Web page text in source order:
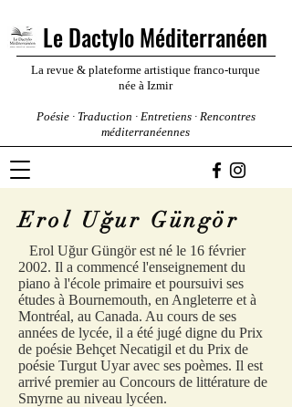
Le Dactylo Méditerranéen
La revue & plateforme artistique franco-turque
née à Izmir
Poésie · Traduction · Entretiens · Rencontres
méditerranéennes
Erol Uğur Güngör
Erol Uğur Güngör est né le 16 février
2002. Il a commencé l'enseignement du
piano à l'école primaire et poursuivi ses
études à Bournemouth, en Angleterre et à
Montréal, au Canada. Au cours de ses
années de lycée, il a été jugé digne du Prix
de poésie Behçet Necatigil et du Prix de
poésie Turgut Uyar avec ses poèmes. Il est
arrivé premier au Concours de littérature de
Smyrne au niveau lycéen.